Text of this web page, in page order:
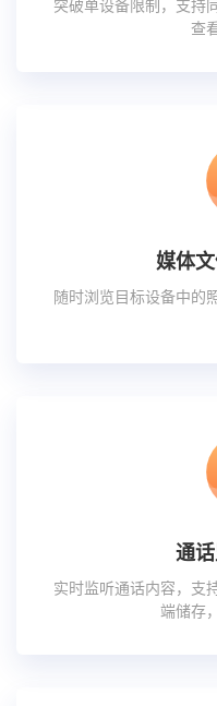
突破单设备限制，支持
查
媒体
随时浏览目标设备中的
通
实时监听通话内容，支
端储存